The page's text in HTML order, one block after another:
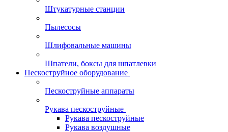
Штукатурные станции
Пылесосы
Шлифовальные машины
Шпатели, боксы для шпатлевки
Пескоструйное оборудование
Пескоструйные аппараты
Рукава пескоструйные
Рукава пескоструйные
Рукава воздушные